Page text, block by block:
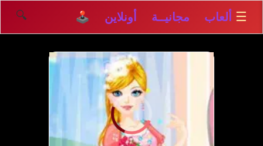
☰ ألعاب مجانيــة أونلاين 🕹️ 🔍
إلعــــب